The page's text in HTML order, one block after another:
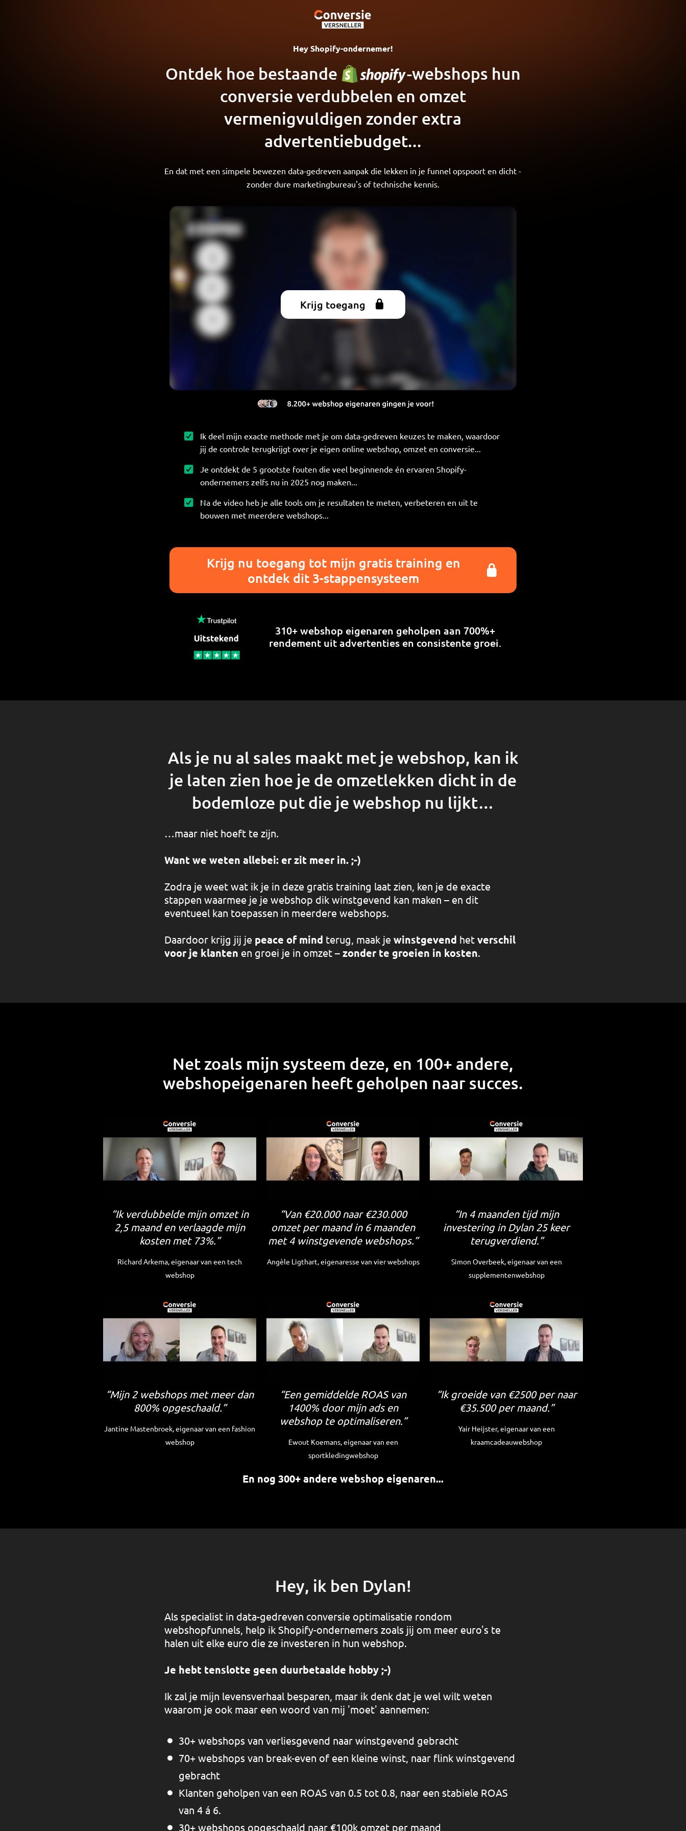
Hey Shopify-ondernemer!
Ontdek hoe bestaande
-webshops hun
conversie verdubbelen en omzet
vermenigvuldigen zonder extra
advertentiebudget...
En dat met een simpele bewezen data-gedreven aanpak die lekken in je funnel opspoort en dicht -
zonder dure marketingbureau's of technische kennis.
Krijg toegang
Ik deel mijn exacte methode met je om data-gedreven keuzes te maken, waardoor
jij de controle terugkrijgt over je eigen online webshop, omzet en conversie...
Je ontdekt de 5 grootste fouten die veel beginnende én ervaren Shopify-
ondernemers zelfs nu in 2025 nog maken...
Na de video heb je alle tools om je resultaten te meten, verbeteren en uit te
bouwen met meerdere webshops...
Krijg nu toegang tot mijn gratis training en
ontdek dit 3-stappensysteem
310+ webshop eigenaren geholpen aan 700%+
rendement uit advertenties en consistente groei.
Als je nu al sales maakt met je webshop, kan ik
je laten zien hoe je de omzetlekken dicht in de
bodemloze put die je webshop nu lijkt…
…maar niet hoeft te zijn.
Want we weten allebei: er zit meer in. ;-)
Zodra je weet wat ik je in deze gratis training laat zien, ken je de exacte
stappen waarmee je je webshop dik winstgevend kan maken – en dit
eventueel kan toepassen in meerdere webshops.
Daardoor krijg jij je peace of mind terug, maak je winstgevend het verschil
voor je klanten en groei je in omzet – zonder te groeien in kosten.
Net zoals mijn systeem deze, en 100+ andere,
webshopeigenaren heeft geholpen naar succes.
“Ik verdubbelde mijn omzet in
2,5 maand en verlaagde mijn
kosten met 73%.”
Richard Arkema, eigenaar van een tech
webshop
“Van €20.000 naar €230.000
omzet per maand in 6 maanden
met 4 winstgevende webshops.”
Angèle Ligthart, eigenaresse van vier webshops
“In 4 maanden tijd mijn
investering in Dylan 25 keer
terugverdiend.”
Simon Overbeek, eigenaar van een
supplementenwebshop
“Mijn 2 webshops met meer dan
800% opgeschaald.”
Jantine Mastenbroek, eigenaar van een fashion
webshop
“Een gemiddelde ROAS van
1400% door mijn ads en
webshop te optimaliseren.”
Ewout Koemans, eigenaar van een
sportkledingwebshop
“Ik groeide van €2500 per naar
€35.500 per maand.”
Yair Heijster, eigenaar van een
kraamcadeauwebshop
En nog 300+ andere webshop eigenaren...
Hey, ik ben Dylan!
Als specialist in data-gedreven conversie optimalisatie rondom
webshopfunnels, help ik Shopify-ondernemers zoals jij om meer euro's te
halen uit elke euro die ze investeren in hun webshop.
Je hebt tenslotte geen duurbetaalde hobby ;-)
Ik zal je mijn levensverhaal besparen, maar ik denk dat je wel wilt weten
waarom je ook maar een woord van mij 'moet' aannemen:
30+ webshops van verliesgevend naar winstgevend gebracht
70+ webshops van break-even of een kleine winst, naar flink winstgevend
gebracht
Klanten geholpen van een ROAS van 0.5 tot 0.8, naar een stabiele ROAS
van 4 á 6.
30+ webshops opgeschaald naar €100k omzet per maand